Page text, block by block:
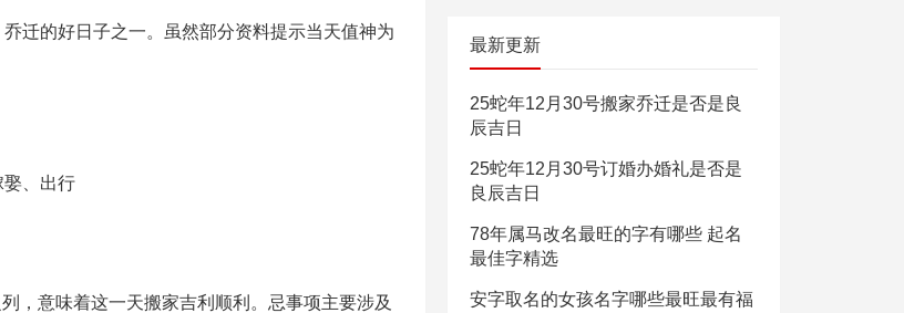
迁的好日子之一。虽然部分资料提示当天值神为
娶、出行
列，意味着这一天搬家吉利顺利。忌事项主要涉及
最新更新
25蛇年12月30号搬家乔迁是否是良
辰吉日
25蛇年12月30号订婚办婚礼是否是
良辰吉日
78年属马改名最旺的字有哪些 起名
最佳字精选
安字取名的女孩名字哪些最旺最有福